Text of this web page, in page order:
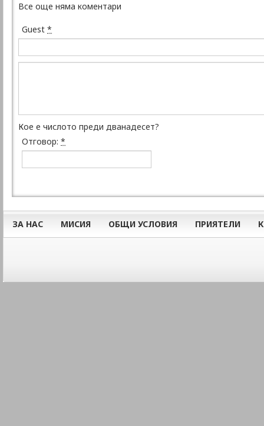
Все още няма коментари
Guest *
Кое е числото преди дванадесет?
Отговор: *
ЗА НАС МИСИЯ ОБЩИ УСЛОВИЯ ПРИЯТЕЛИ